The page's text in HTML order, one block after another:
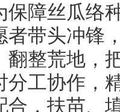
丝瓜络种
者带头冲锋
翻整荒地，
分工协作，
合，扶苗、